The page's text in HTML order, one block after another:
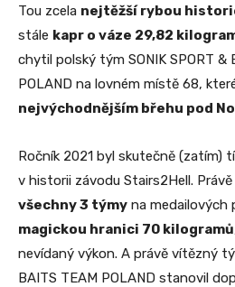
Tou zcela nejtěžší rybou
stále kapr o váze 29,82
chytil polský tým SONIK SPORT &
POLAND na lovném místě 68,
nejvýchodnějším břehu pod
Ročník 2021 byl skutečně (zatím)
v historii závodu Stairs2Hell.
všechny 3 týmy na medailových
magickou hranici 70 kilogramů
nevídaný výkon. A právě vítězný
BAITS TEAM POLAND stanovil